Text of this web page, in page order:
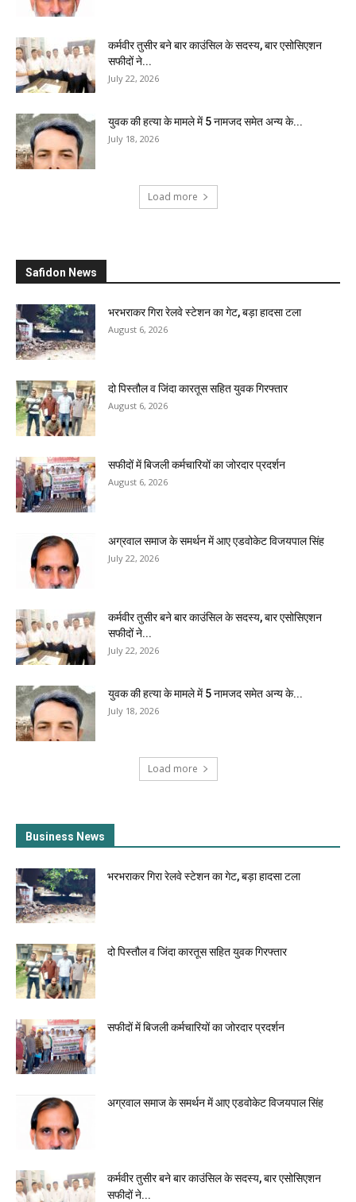
कर्मवीर तुसीर बने बार काउंसिल के सदस्य, बार एसोसिएशन
सफीदों ने...
July 22, 2026
युवक की हत्या के मामले में 5 नामजद समेत अन्य के...
July 18, 2026
Load more
Safidon News
भरभराकर गिरा रेलवे स्टेशन का गेट, बड़ा हादसा टला
August 6, 2026
दो पिस्तौल व जिंदा कारतूस सहित युवक गिरफ्तार
August 6, 2026
सफीदों में बिजली कर्मचारियों का जोरदार प्रदर्शन
August 6, 2026
अग्रवाल समाज के समर्थन में आए एडवोकेट विजयपाल सिंह
July 22, 2026
कर्मवीर तुसीर बने बार काउंसिल के सदस्य, बार एसोसिएशन
सफीदों ने...
July 22, 2026
युवक की हत्या के मामले में 5 नामजद समेत अन्य के...
July 18, 2026
Load more
Business News
भरभराकर गिरा रेलवे स्टेशन का गेट, बड़ा हादसा टला
दो पिस्तौल व जिंदा कारतूस सहित युवक गिरफ्तार
सफीदों में बिजली कर्मचारियों का जोरदार प्रदर्शन
अग्रवाल समाज के समर्थन में आए एडवोकेट विजयपाल सिंह
कर्मवीर तुसीर बने बार काउंसिल के सदस्य, बार एसोसिएशन
सफीदों ने...